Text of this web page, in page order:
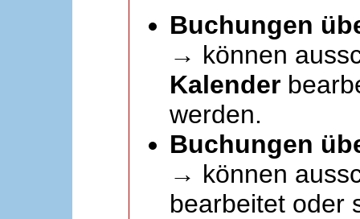
Buchungen
→ können
Kalender
werden.
Buchungen
→ können
bearbeitet oder